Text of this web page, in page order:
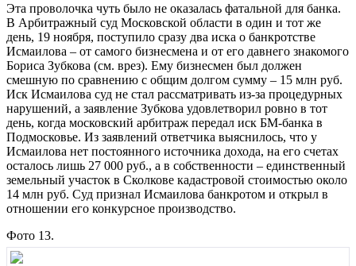
Эта проволочка чуть было не оказалась фатальной для банка.
В Арбитражный суд Московской области в один и тот же
день, 19 ноября, поступило сразу два иска о банкротстве
Исмаилова – от самого бизнесмена и от его давнего знакомого
Бориса Зубкова (см. врез). Ему бизнесмен был должен
смешную по сравнению с общим долгом сумму – 15 млн руб.
Иск Исмаилова суд не стал рассматривать из-за процедурных
нарушений, а заявление Зубкова удовлетворил ровно в тот
день, когда московский арбитраж передал иск БМ-банка в
Подмосковье. Из заявлений ответчика выяснилось, что у
Исмаилова нет постоянного источника дохода, на его счетах
осталось лишь 27 000 руб., а в собственности – единственный
земельный участок в Сколкове кадастровой стоимостью около
14 млн руб. Суд признал Исмаилова банкротом и открыл в
отношении его конкурсное производство.
Фото 13.